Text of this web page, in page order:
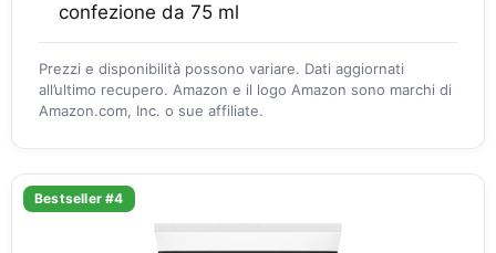
confezione da 75 ml
Prezzi e disponibilità possono variare. Dati aggiornati
all’ultimo recupero. Amazon e il logo Amazon sono marchi di
Amazon.com, Inc. o sue affiliate.
Bestseller #4